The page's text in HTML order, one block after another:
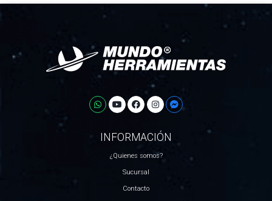
INFORMACIÓN
¿Quienes somos?
Sucursal
Contacto